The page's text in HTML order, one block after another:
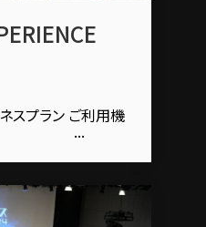
スプラン ご利用機
ット ...